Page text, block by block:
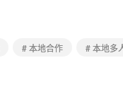
# 本地合作
# 本地多